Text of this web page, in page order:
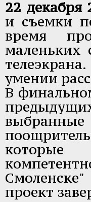
22 декабря
и съемки
время
маленьких
умении
В
которые
проект